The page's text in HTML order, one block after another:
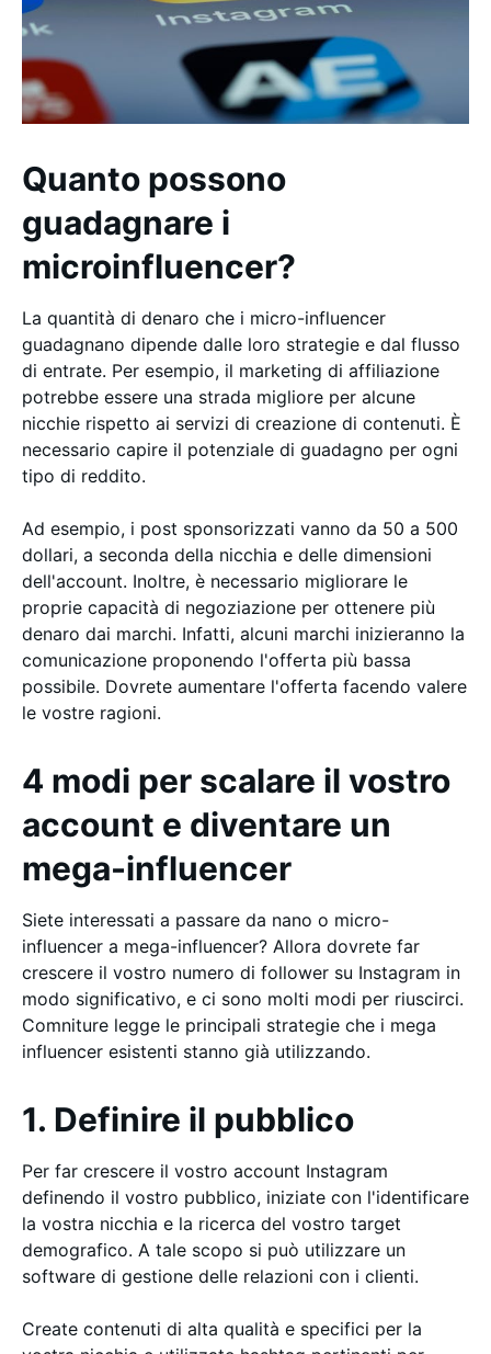
Quanto possono
guadagnare i
microinfluencer?
La quantità di denaro che i micro-influencer
guadagnano dipende dalle loro strategie e dal flusso
di entrate. Per esempio, il marketing di affiliazione
potrebbe essere una strada migliore per alcune
nicchie rispetto ai servizi di creazione di contenuti. È
necessario capire il potenziale di guadagno per ogni
tipo di reddito.
Ad esempio, i post sponsorizzati vanno da 50 a 500
dollari, a seconda della nicchia e delle dimensioni
dell'account. Inoltre, è necessario migliorare le
proprie capacità di negoziazione per ottenere più
denaro dai marchi. Infatti, alcuni marchi inizieranno la
comunicazione proponendo l'offerta più bassa
possibile. Dovrete aumentare l'offerta facendo valere
le vostre ragioni.
4 modi per scalare il vostro
account e diventare un
mega-influencer
Siete interessati a passare da nano o micro-
influencer a mega-influencer? Allora dovrete far
crescere il vostro numero di follower su Instagram in
modo significativo, e ci sono molti modi per riuscirci.
Comniture legge le principali strategie che i mega
influencer esistenti stanno già utilizzando.
1. Definire il pubblico
Per far crescere il vostro account Instagram
definendo il vostro pubblico, iniziate con l'identificare
la vostra nicchia e la ricerca del vostro target
demografico. A tale scopo si può utilizzare un
software di gestione delle relazioni con i clienti.
Create contenuti di alta qualità e specifici per la